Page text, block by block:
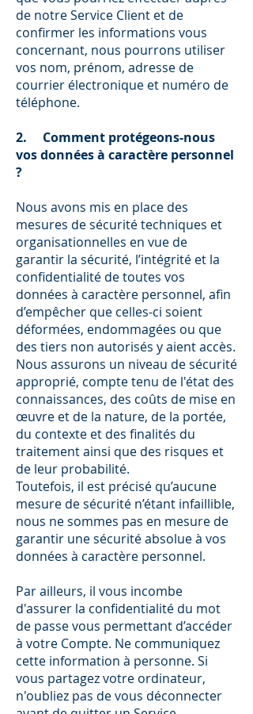
de notre Service Client et de
confirmer les informations vous
concernant, nous pourrons utiliser
vos nom, prénom, adresse de
courrier électronique et numéro de
téléphone.
2. Comment protégeons-nous
vos données à caractère personnel
?
Nous avons mis en place des
mesures de sécurité techniques et
organisationnelles en vue de
garantir la sécurité, l’intégrité et la
confidentialité de toutes vos
données à caractère personnel, afin
d’empêcher que celles-ci soient
déformées, endommagées ou que
des tiers non autorisés y aient accès.
Nous assurons un niveau de sécurité
approprié, compte tenu de l'état des
connaissances, des coûts de mise en
œuvre et de la nature, de la portée,
du contexte et des finalités du
traitement ainsi que des risques et
de leur probabilité.
Toutefois, il est précisé qu’aucune
mesure de sécurité n’étant infaillible,
nous ne sommes pas en mesure de
garantir une sécurité absolue à vos
données à caractère personnel.
Par ailleurs, il vous incombe
d'assurer la confidentialité du mot
de passe vous permettant d’accéder
à votre Compte. Ne communiquez
cette information à personne. Si
vous partagez votre ordinateur,
n'oubliez pas de vous déconnecter